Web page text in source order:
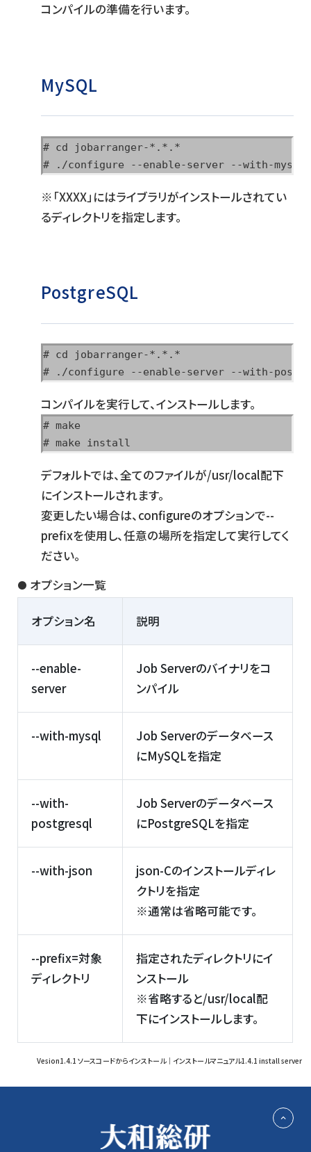
コンパイルの準備を行います。
MySQL
# cd jobarranger-*.*.*
# ./configure --enable-server --with-mysql
※「XXXX」にはライブラリがインストールされてい
るディレクトリを指定します。
PostgreSQL
# cd jobarranger-*.*.*
# ./configure --enable-server --with-
コンパイルを実行して、インストールします。
# make
# make install
デフォルトでは、全てのファイルが/usr/local配下
にインストールされます。
変更したい場合は、configureのオプションで--
prefixを使用し、任意の場所を指定して実行してく
ださい。
オプション一覧
オプション名 説明
--enable-
server
Job Serverのバイナリをコ
ンパイル
--with-mysql
Job Serverのデータベース
にMySQLを指定
--with-
postgresql
Job Serverのデータベース
にPostgreSQLを指定
--with-json
json-Cのインストールディレ
クトリを指定
※通常は省略可能です。
--prefix=対象
ディレクトリ
指定されたディレクトリにイ
ンストール
※省略すると/usr/local配
下にインストールします。
Vesion1.4.1 ソースコードからインストール｜インストールマニュアル1.4.1 install server